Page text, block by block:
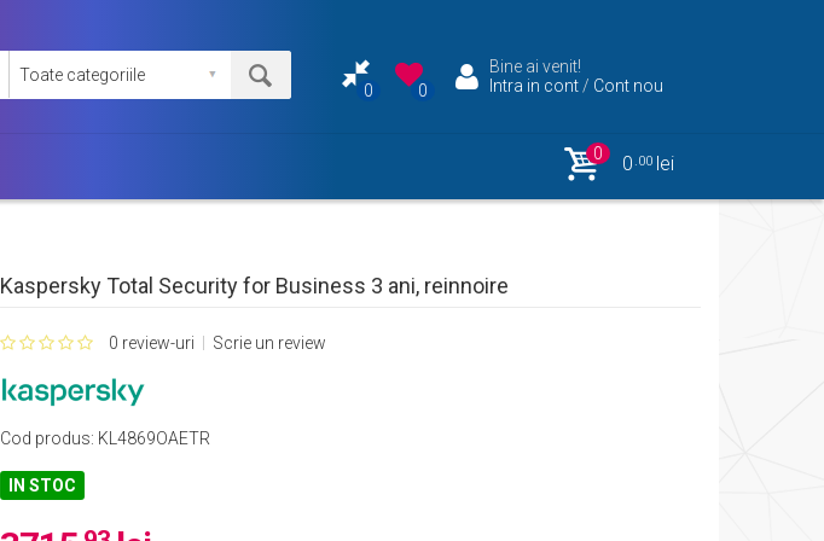
0 0
Bine ai venit!
Intra in cont/ Cont nou
0 0 .00lei
Kaspersky Total Security for Business 3 ani, reinnoire
0 review-uri Scrie un review
Cod produs: KL4869OAETR
IN STOC